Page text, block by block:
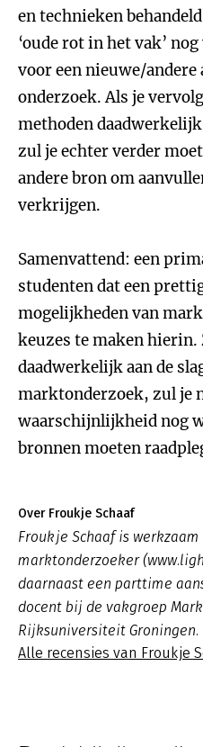
en technieken
‘oude rot in het vak’
voor een nieuwe/
onderzoek. Als je
methoden
zul je echter verder
andere bron om
verkrijgen.
Samenvattend: een
studenten dat een
mogelijkheden van
keuzes te maken hierin.
daadwerkelijk aan de
marktonderzoek, zul je
waarschijnlijkheid nog
bronnen moeten
Over Froukje Schaaf
Froukje Schaaf is
marktonderzoeker
daarnaast een parttime
docent bij de vakgroep
Rijksuniversiteit Groningen.
Alle recensies van Froukje